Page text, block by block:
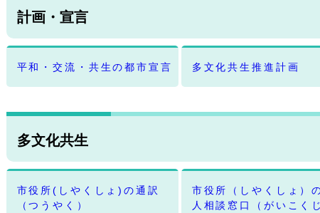
計画・宣言
平和・交流・共生の都市宣言 多文化共生推進計画
多文化共生
市役所(しやくしょ)の通訳
（つうやく）
市役所（しやくしょ）
人相談窓口（がいこく